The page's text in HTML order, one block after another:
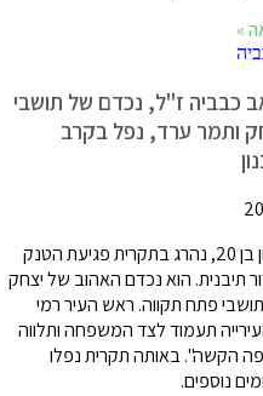
»
כבביה ז"ל, נכדם של תושבי
ותמר ערד, נפל בקרב
לוחם השריון בן 20, נהרג בתקרית פגיעת הטנק
תיבנית. הוא נכדם האהוב של יצחק
פתח תקווה. ראש העיר רמי
תעמוד לצד המשפחה ותלווה
הקשה". באותה תקרית נפלו
נוספים.